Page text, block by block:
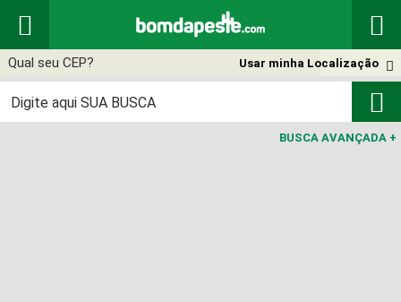
 

Usar minha Localização

BUSCA AVANÇADA +